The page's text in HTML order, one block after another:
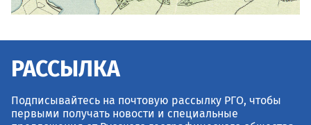
РАССЫЛКА
Подписывайтесь на почтовую рассылку РГО, чтобы
первыми получать новости и специальные